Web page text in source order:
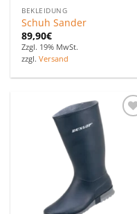
BEKLEIDUNG
Schuh Sander
89,90€
Zzgl. 19% MwSt.
zzgl.Versand
Favoriten
hinzufügen